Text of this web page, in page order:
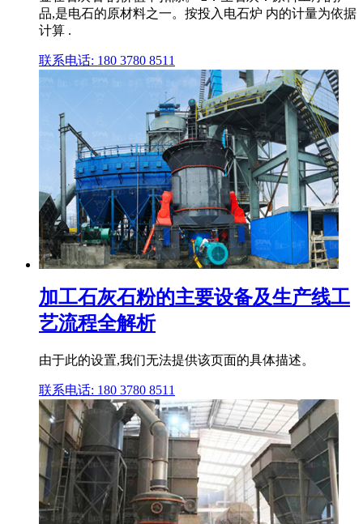
品,是电石的原材料之一。按投入电石炉 内的计量为依据
计算 .
联系电话: 180 3780 8511
加工石灰石粉的主要设备及生产线工
艺流程全解析
由于此的设置,我们无法提供该页面的具体描述。
联系电话: 180 3780 8511